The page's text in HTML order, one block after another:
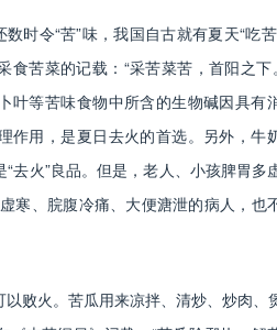
时令“苦”味，我国自古就有夏天“吃
食苦菜的记载：“采苦菜苦，首阳之下
叶等苦味食物中所含的生物碱因具有
作用，是夏日去火的首选。另外，牛
去火”良品。但是，老人、小孩脾胃多
寒、脘腹冷痛、大便溏泄的病人，也
败火。苦瓜用来凉拌、清炒、炒肉、